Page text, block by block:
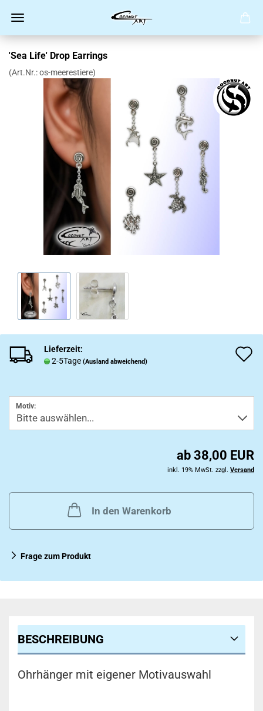
'Sea Life' Drop Earrings
(Art.Nr.:os-meerestiere)
Lieferzeit:
2-5Tage (Ausland abweichend)
Motiv:
ab 38,00 EUR
inkl. 19% MwSt. zzgl. Versand
In den Warenkorb
Frage zum Produkt
BESCHREIBUNG
Ohrhänger mit eigener Motivauswahl